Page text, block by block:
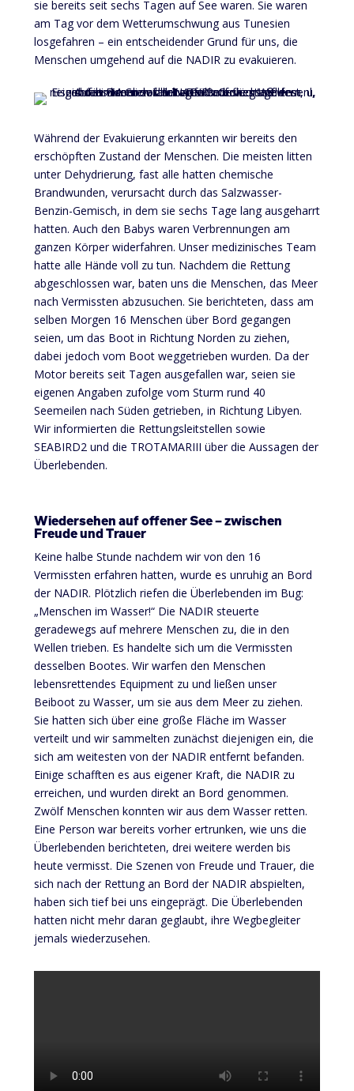
sie bereits seit sechs Tagen auf See waren. Sie waren
am Tag vor dem Wetterumschwung aus Tunesien
losgefahren – ein entscheidender Grund für uns, die
Menschen umgehend auf die NADIR zu evakuieren.
Während der Evakuierung erkannten wir bereits den
erschöpften Zustand der Menschen. Die meisten litten
unter Dehydrierung, fast alle hatten chemische
Brandwunden, verursacht durch das Salzwasser-
Benzin-Gemisch, in dem sie sechs Tage lang ausgeharrt
hatten. Auch den Babys waren Verbrennungen am
ganzen Körper widerfahren. Unser medizinisches Team
hatte alle Hände voll zu tun. Nachdem die Rettung
abgeschlossen war, baten uns die Menschen, das Meer
nach Vermissten abzusuchen. Sie berichteten, dass am
selben Morgen 16 Menschen über Bord gegangen
seien, um das Boot in Richtung Norden zu ziehen,
dabei jedoch vom Boot weggetrieben wurden. Da der
Motor bereits seit Tagen ausgefallen war, seien sie
eigenen Angaben zufolge vom Sturm rund 40
Seemeilen nach Süden getrieben, in Richtung Libyen.
Wir informierten die Rettungsleitstellen sowie
SEABIRD2 und die TROTAMARIII über die Aussagen der
Überlebenden.
Wiedersehen auf offener See – zwischen
Freude und Trauer
Keine halbe Stunde nachdem wir von den 16
Vermissten erfahren hatten, wurde es unruhig an Bord
der NADIR. Plötzlich riefen die Überlebenden im Bug:
„Menschen im Wasser!“ Die NADIR steuerte
geradewegs auf mehrere Menschen zu, die in den
Wellen trieben. Es handelte sich um die Vermissten
desselben Bootes. Wir warfen den Menschen
lebensrettendes Equipment zu und ließen unser
Beiboot zu Wasser, um sie aus dem Meer zu ziehen.
Sie hatten sich über eine große Fläche im Wasser
verteilt und wir sammelten zunächst diejenigen ein, die
sich am weitesten von der NADIR entfernt befanden.
Einige schafften es aus eigener Kraft, die NADIR zu
erreichen, und wurden direkt an Bord genommen.
Zwölf Menschen konnten wir aus dem Wasser retten.
Eine Person war bereits vorher ertrunken, wie uns die
Überlebenden berichteten, drei weitere werden bis
heute vermisst. Die Szenen von Freude und Trauer, die
sich nach der Rettung an Bord der NADIR abspielten,
haben sich tief bei uns eingeprägt. Die Überlebenden
hatten nicht mehr daran geglaubt, ihre Wegbegleiter
jemals wiederzusehen.